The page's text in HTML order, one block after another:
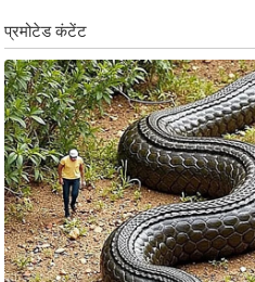
ज
ब्री
फ
म
नो
रं
ज
न
ज